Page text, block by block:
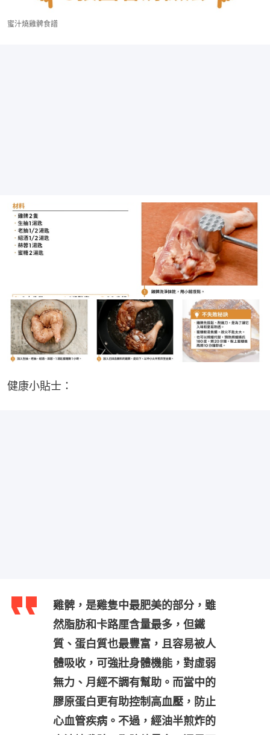
蜜汁燒雞髀食譜
健康小貼士：
雞髀，是雞隻中最肥美的部分，雖
然脂肪和卡路厘含量最多，但鐵
質、蛋白質也最豐富，且容易被人
體吸收，可強壯身體機能，對虛弱
無力、月經不調有幫助。而當中的
膠原蛋白更有助控制高血壓，防止
心血管疾病。不過，經油半煎炸的